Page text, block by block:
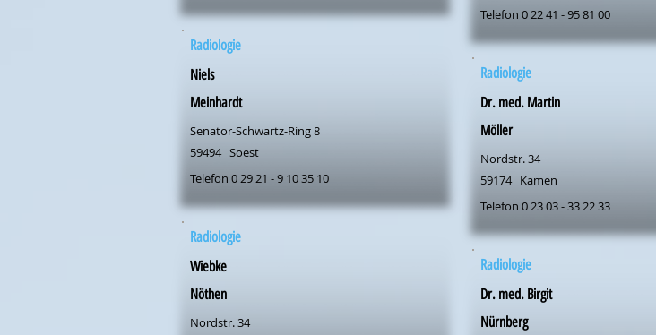
Radiologie
Niels
Meinhardt
Senator-Schwartz-Ring 8
59494 Soest
Telefon 0 29 21 - 9 10 35 10
Radiologie
Wiebke
Nöthen
Nordstr. 34
Telefon 0 22 41 - 95 81 00
Radiologie
Dr. med. Martin
Möller
Nordstr. 34
59174 Kamen
Telefon 0 23 03 - 33 22 33
Radiologie
Dr. med. Birgit
Nürnberg